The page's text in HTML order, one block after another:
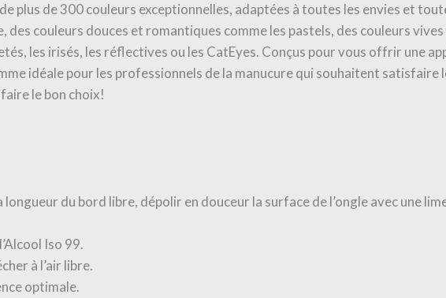
plus de 300 couleurs exceptionnelles, adaptées à toutes les envies et
des couleurs douces et romantiques comme les pastels, des couleurs
les irisés, les réflectives ou les CatEyes. Conçus pour vous offrir une
idéale pour les professionnels de la manucure qui souhaitent satisfaire
le bon choix!
du bord libre, dépolir en douceur la surface de l’ongle avec une
Iso 99.
à l’air libre.
optimale.